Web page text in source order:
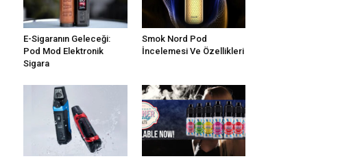
E-Sigaranın Geleceği:
Pod Mod Elektronik
Sigara
Smok Nord Pod
İncelemesi Ve Özellikleri